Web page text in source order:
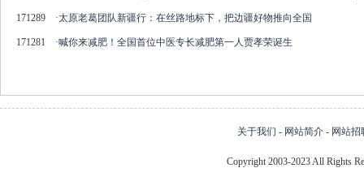
171289 ·太原老葛团队新疆行：在丝路地标下，把边疆好物推向全国
171281 ·喊你来减肥！全国首位中医专长减肥第一人贾孝荣诞生
关于我们 - 网站简介 - 网站招
Copyright 2003-2023 All Rights